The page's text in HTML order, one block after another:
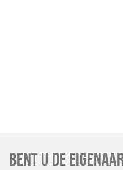
BENT U DE